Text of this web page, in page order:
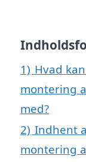
1) Hvad
montering
med?
2) Indhent
montering